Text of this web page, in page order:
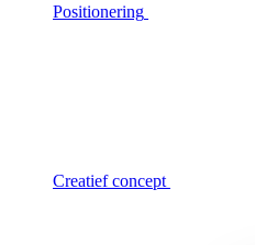
Positionering
Creatief concept